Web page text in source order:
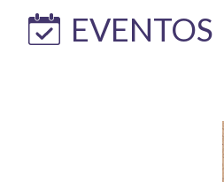
EVENTOS